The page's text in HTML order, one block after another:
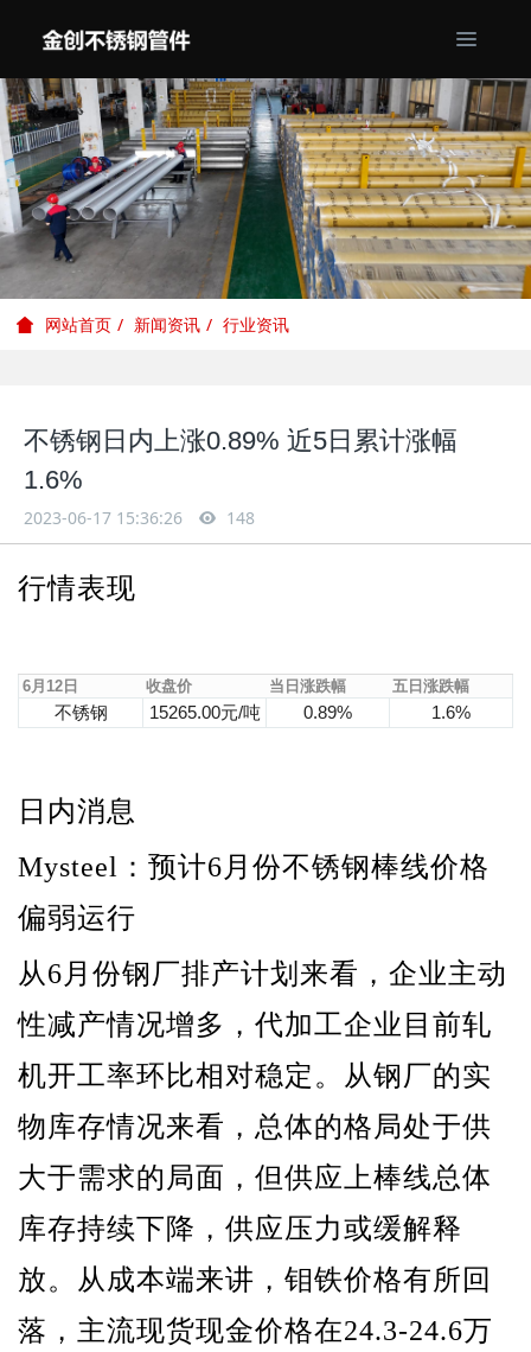
网站首页 新闻资讯 行业资讯
不锈钢日内上涨0.89% 近5日累计涨幅
1.6%
2023-06-17 15:36:26 148
行情表现
6月12日 收盘价 当日涨跌幅 五日涨跌幅
不锈钢 15265.00元/吨 0.89% 1.6%
日内消息
Mysteel：预计6月份不锈钢棒线价格
偏弱运行
从6月份钢厂排产计划来看，企业主动
性减产情况增多，代加工企业目前轧
机开工率环比相对稳定。从钢厂的实
物库存情况来看，总体的格局处于供
大于需求的局面，但供应上棒线总体
库存持续下降，供应压力或缓解释
放。从成本端来讲，钼铁价格有所回
落，主流现货现金价格在24.3-24.6万